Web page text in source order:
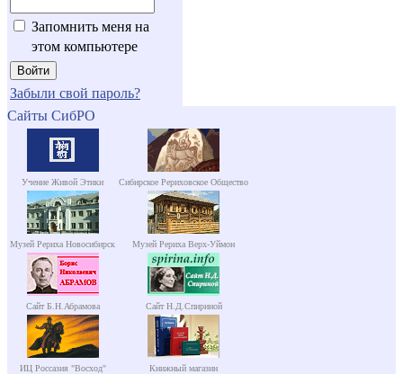
Запомнить меня на
этом компьютере
Забыли свой пароль?
Сайты СибРО
Учение Живой Этики Сибирское Рериховское Общество
Музей Рериха Новосибирск Музей Рериха Верх-Уймон
Сайт Б.Н.Абрамова Сайт Н.Д.Спириной
ИЦ Россазия "Восход" Книжный магазин